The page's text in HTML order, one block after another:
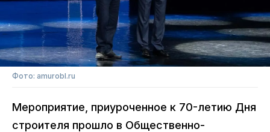
Фото: amurobl.ru
Мероприятие, приуроченное к 70-летию Дня
строителя прошло в Общественно-